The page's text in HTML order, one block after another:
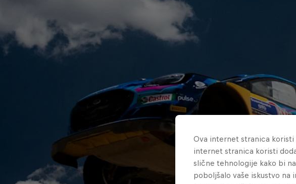
Ova internet stranica
internet stranica koristi
slične tehnologije kako bi
poboljšalo vaše iskustvo